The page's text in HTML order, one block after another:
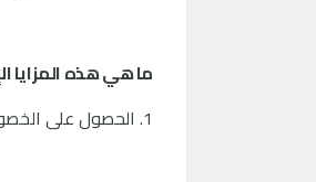
ما هي هذه المزايا
1. الحصول على الخصومات الخاصة على المنتجات المعروضة في باقات المتخصص مثل :